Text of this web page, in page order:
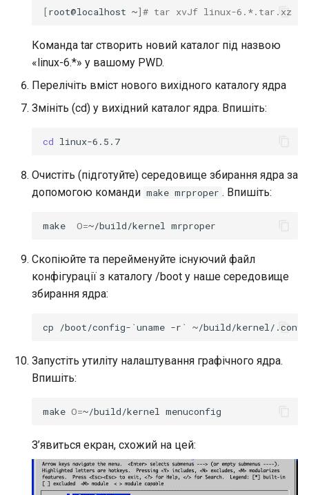
[root@localhost ~]# tar xvJf linux-6.*.tar.xz
Команда tar створить новий каталог під назвою
«linux-6.*» у вашому PWD.
Перелічіть вміст нового вихідного каталогу ядра
Змініть (cd) у вихідний каталог ядра. Впишіть:
cd
Очистіть (підготуйте) середовище збирання ядра за
допомогою команди make mrproper . Впишіть:
make O=~/build/kernel
Скопіюйте та перейменуйте існуючий файл
конфігурації з каталогу /boot у наше середовище
збирання ядра:
cp /boot/config- `uname -r `
Запустіть утиліту налаштування графічного ядра.
Впишіть:
make O=~/build/kernel
З’явиться екран, схожий на цей: